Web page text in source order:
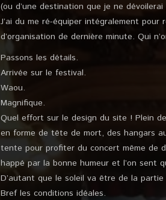
(ou d’une destination que je ne
J’ai du me ré-équiper intégralement
d’organisation de dernière minute. Qui
Passons les détails.
Arrivée sur le festival.
Waou.
Magnifique.
Quel effort sur le design du site ! Plein
en forme de tête de mort, des hangars
tente pour profiter du concert même de
happé par la bonne humeur et l’on sent
D’autant que le soleil va être de la
Bref les conditions idéales.